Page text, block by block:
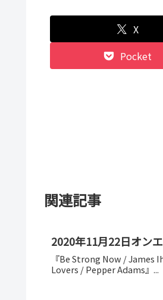
X
Pocket
関連記事
2020年11月22日オン
『Be Strong Now / James
Lovers / Pepper Adams』...